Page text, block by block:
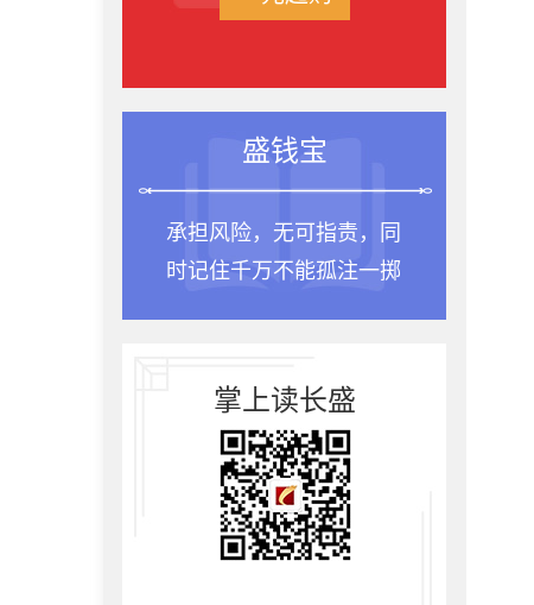
投资箴言
种一棵树最合适的时间
是十年前，其次是现在。
掌上读长盛